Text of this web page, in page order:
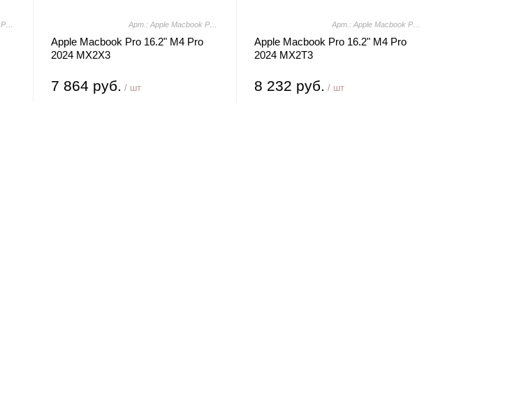
Арт.: Apple Macbook Pro 16.2" M4 Pro 2024 MX2X3
Apple Macbook Pro 16.2" M4 Pro
2024 MX2X3
7 864 руб. / шт
Apple Macbook Pro 16.2" M4 Pro
2024 MX2T3
8 232 руб. / шт